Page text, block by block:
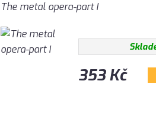
The metal opera-part I
353 Kč